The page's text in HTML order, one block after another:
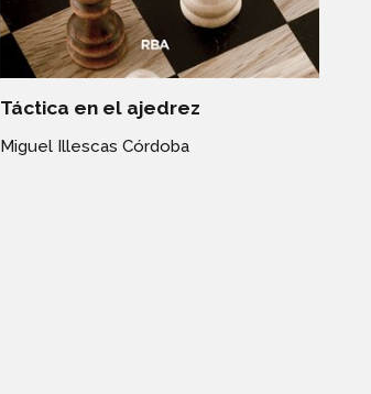
Táctica en el ajedrez
Miguel Illescas Córdoba